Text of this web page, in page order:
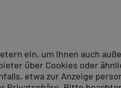
und
Datenbankdesign. Der
bereit. Access-
Siegen - Verpflegung und
Siegen
ein, um Ihnen auch
über Cookies oder
etwa zur Anzeige